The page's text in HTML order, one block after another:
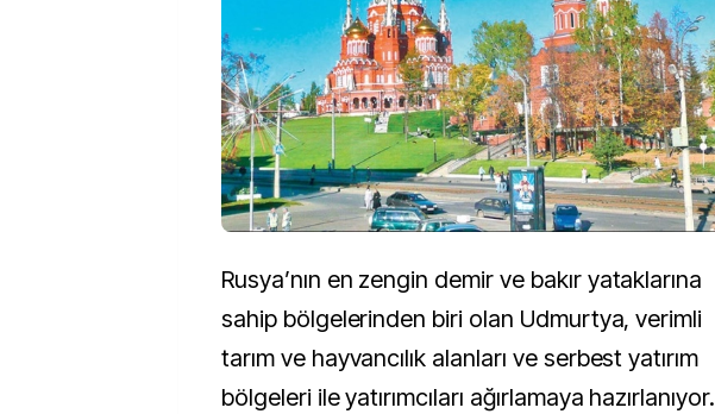
Rusya’nın en zengin demir ve bakır yataklarına
sahip bölgelerinden biri olan Udmurtya, verimli
tarım ve hayvancılık alanları ve serbest yatırım
bölgeleri ile yatırımcıları ağırlamaya hazırlanıyor.